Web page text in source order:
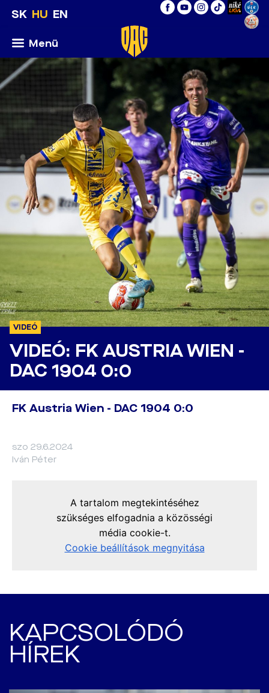
SK HU EN
Menü
VIDEÓ
VIDEÓ: FK AUSTRIA WIEN -
DAC 1904 0:0
FK Austria Wien - DAC 1904 0:0
szo 29.6.2024
Iván Péter
KAPCSOLÓDÓ
HÍREK